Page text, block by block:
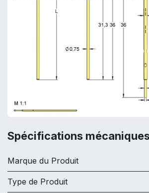
Spécifications
Marque du Produit
Type de Produit